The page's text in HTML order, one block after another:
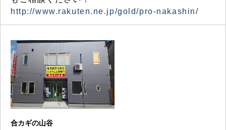
http://www.rakuten.ne.jp/gold/pro-nakashin/
合カギの山谷